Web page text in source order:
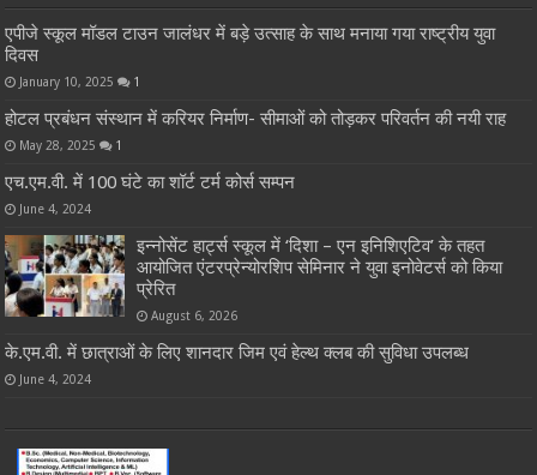
एपीजे स्कूल मॉडल टाउन जालंधर में बड़े उत्साह के साथ मनाया गया राष्ट्रीय युवा
दिवस
January 10, 2025 1
होटल प्रबंधन संस्थान में करियर निर्माण- सीमाओं को तोड़कर परिवर्तन की नयी राह
May 28, 2025 1
एच.एम.वी. में 100 घंटे का शॉर्ट टर्म कोर्स सम्पन
June 4, 2024
इन्नोसेंट हार्ट्स स्कूल में ‘दिशा – एन इनिशिएटिव’ के तहत
आयोजित एंटरप्रेन्योरशिप सेमिनार ने युवा इनोवेटर्स को किया
प्रेरित
August 6, 2026
के.एम.वी. में छात्राओं के लिए शानदार जिम एवं हेल्थ क्लब की सुविधा उपलब्ध
June 4, 2024